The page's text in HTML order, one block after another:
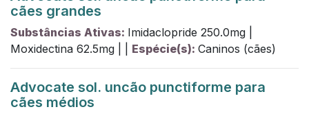
cães grandes
Substâncias Ativas: Imidaclopride 250.0mg
Moxidectina 62.5mg Espécie(s): Caninos (cães)
Advocate sol. uncão punctiforme para
cães médios